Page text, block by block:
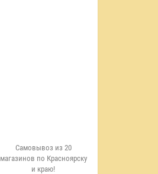
Самовывоз из 20
магазинов по Красноярску
и краю!